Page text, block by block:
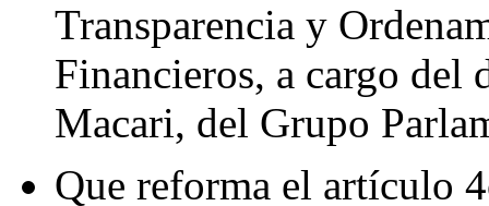
Transparencia y
Financieros, a cargo
Macari, del Grupo
Que reforma el artículo